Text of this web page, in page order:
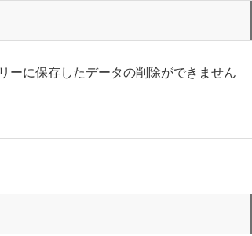
ーに保存したデータの削除ができません